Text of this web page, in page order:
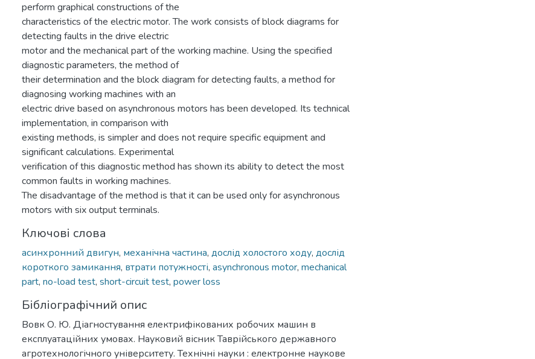
perform graphical constructions of the
characteristics of the electric motor. The work consists of block diagrams for
detecting faults in the drive electric
motor and the mechanical part of the working machine. Using the specified
diagnostic parameters, the method of
their determination and the block diagram for detecting faults, a method for
diagnosing working machines with an
electric drive based on asynchronous motors has been developed. Its technical
implementation, in comparison with
existing methods, is simpler and does not require specific equipment and
significant calculations. Experimental
verification of this diagnostic method has shown its ability to detect the most
common faults in working machines.
The disadvantage of the method is that it can be used only for asynchronous
motors with six output terminals.
Ключові слова
асинхронний двигун, механічна частина, дослід холостого ходу, дослід
короткого замикання, втрати потужності, asynchronous motor, mechanical
part, no-load test, short-circuit test, power loss
Бібліографічний опис
Вовк О. Ю. Діагностування електрифікованих робочих машин в
експлуатаційних умовах. Науковий вісник Таврійського державного
агротехнологічного університету. Технічні науки : електронне наукове